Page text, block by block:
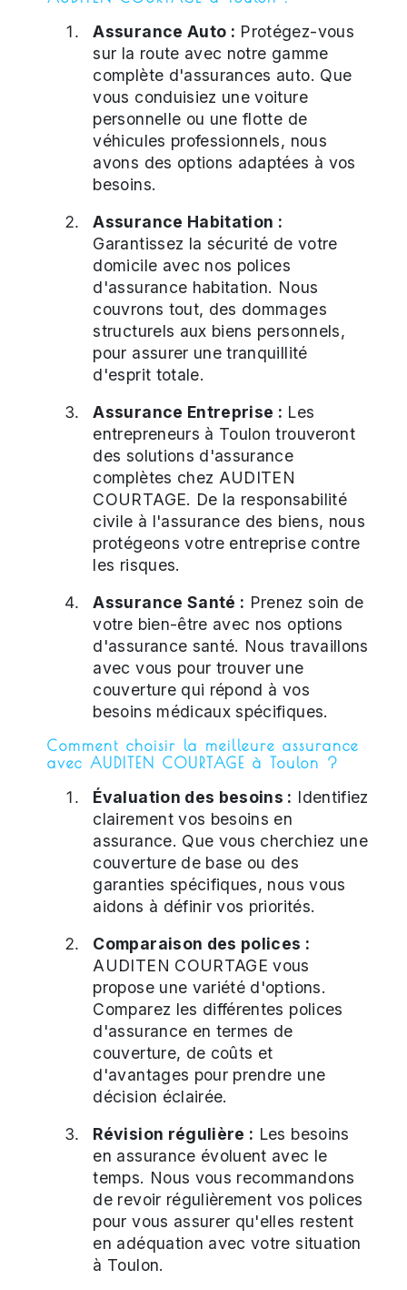
Assurance Auto : Protégez-vous
sur la route avec notre gamme
complète d'assurances auto. Que
vous conduisiez une voiture
personnelle ou une flotte de
véhicules professionnels, nous
avons des options adaptées à vos
besoins.
Assurance Habitation :
Garantissez la sécurité de votre
domicile avec nos polices
d'assurance habitation. Nous
couvrons tout, des dommages
structurels aux biens personnels,
pour assurer une tranquillité
d'esprit totale.
Assurance Entreprise : Les
entrepreneurs à Toulon trouveront
des solutions d'assurance
complètes chez AUDITEN
COURTAGE. De la responsabilité
civile à l'assurance des biens, nous
protégeons votre entreprise contre
les risques.
Assurance Santé : Prenez soin de
votre bien-être avec nos options
d'assurance santé. Nous travaillons
avec vous pour trouver une
couverture qui répond à vos
besoins médicaux spécifiques.
Comment choisir la meilleure assurance
avec AUDITEN COURTAGE à Toulon ?
Évaluation des besoins : Identifiez
clairement vos besoins en
assurance. Que vous cherchiez une
couverture de base ou des
garanties spécifiques, nous vous
aidons à définir vos priorités.
Comparaison des polices :
AUDITEN COURTAGE vous
propose une variété d'options.
Comparez les différentes polices
d'assurance en termes de
couverture, de coûts et
d'avantages pour prendre une
décision éclairée.
Révision régulière : Les besoins
en assurance évoluent avec le
temps. Nous vous recommandons
de revoir régulièrement vos polices
pour vous assurer qu'elles restent
en adéquation avec votre situation
à Toulon.